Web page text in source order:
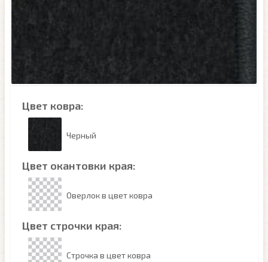
Цвет ковра:
Черный
Цвет окантовки края:
Оверлок в цвет ковра
Цвет строчки края:
Строчка в цвет ковра